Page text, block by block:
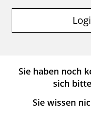
Sie haben noch
sich
Sie wissen